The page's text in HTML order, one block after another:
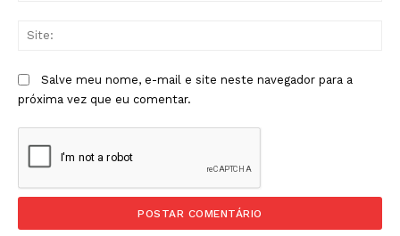
Salve meu nome, e-mail e site neste navegador para a
próxima vez que eu comentar.